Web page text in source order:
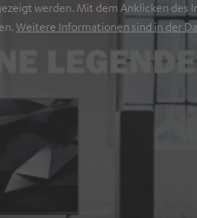
werden. Mit dem Anklicken des
Weitere Informationen sind in der